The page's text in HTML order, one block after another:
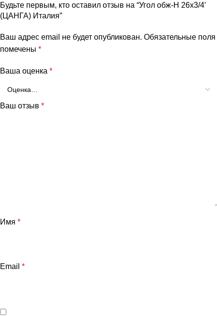
Будьте первым, кто оставил отзыв на “Угол обж-Н 26х3/4′
(ЦАНГА) Италия”
Ваш адрес email не будет опубликован. Обязательные поля
помечены *
Ваша оценка *
Ваш отзыв *
Имя *
Email *